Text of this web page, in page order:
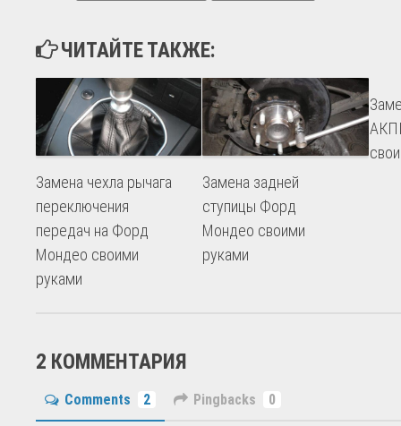
ЧИТАЙТЕ ТАКЖЕ:
Замена чехла рычага
переключения
передач на Форд
Мондео своими
руками
Замена задней
ступицы Форд
Мондео своими
руками
2 КОММЕНТАРИЯ
Comments 2 Pingbacks 0